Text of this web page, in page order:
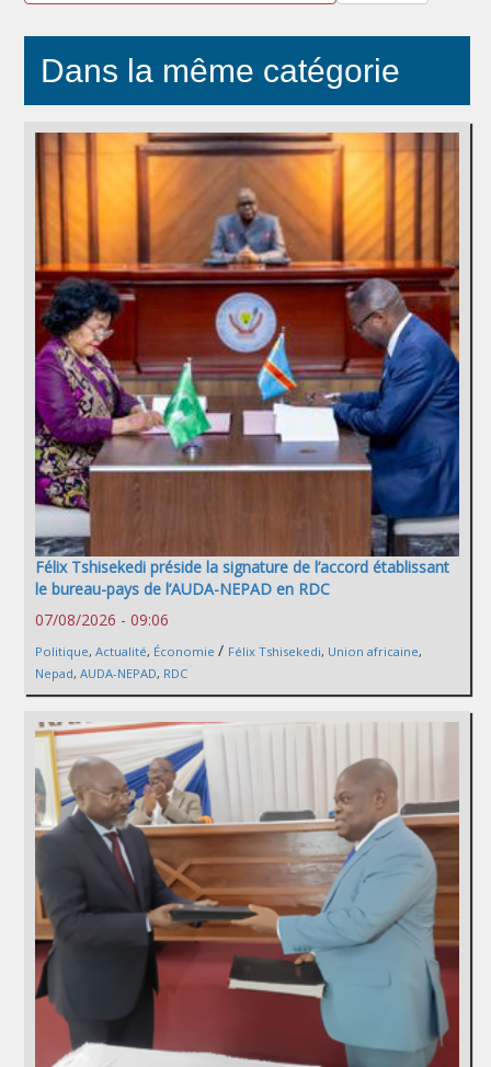
Dans la même catégorie
Félix Tshisekedi préside la signature de l’accord établissant
le bureau-pays de l’AUDA-NEPAD en RDC
07/08/2026 - 09:06
Politique, Actualité, Économie / Félix Tshisekedi, Union africaine,
Nepad, AUDA-NEPAD, RDC